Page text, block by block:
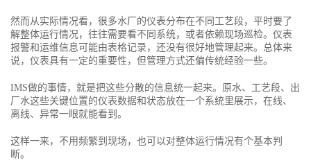
然而从实际情况看，很多水厂的仪表分布在不同工艺段，平时要了
解整体运行情况，往往需要看不同系统，或者依赖现场巡检。仪表
报警和运维信息可能由表格记录，还没有很好地管理起来。总体来
说，仪表具有一定的重要性，但管理方式还偏传统经验一些。
IMS做的事情，就是把这些分散的信息统一起来。原水、工艺段、出
厂水这些关键位置的仪表数据和状态放在一个系统里展示，在线、
离线、异常一眼就能看到。
这样一来，不用频繁到现场，也可以对整体运行情况有个基本判
断。